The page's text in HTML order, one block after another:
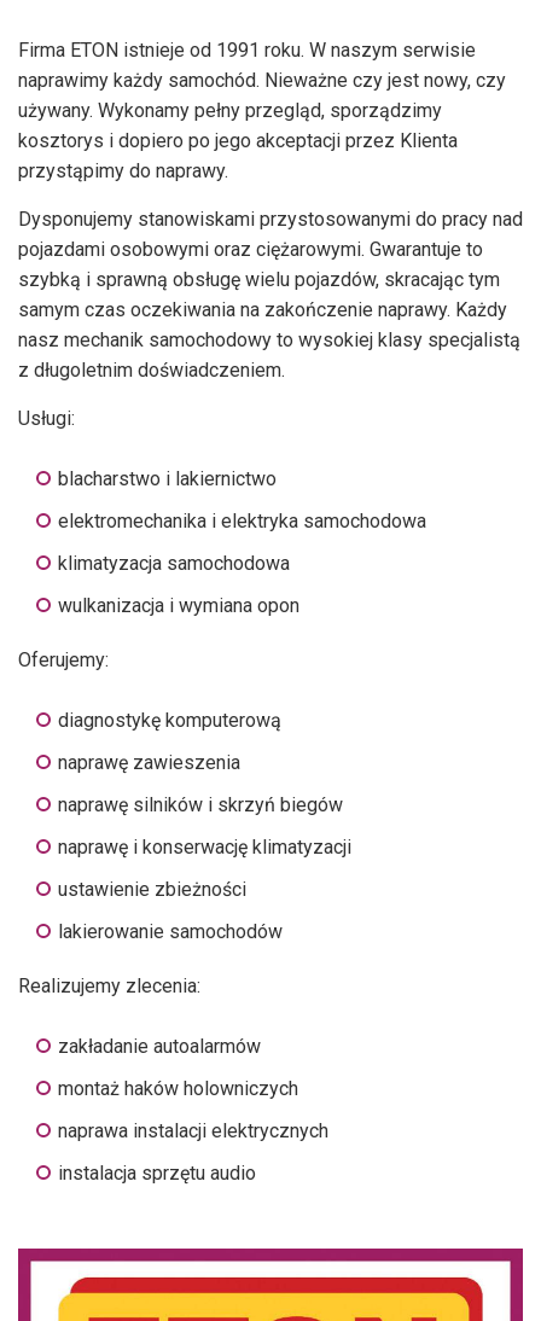
Firma ETON istnieje od 1991 roku. W naszym serwisie
naprawimy każdy samochód. Nieważne czy jest nowy, czy
używany. Wykonamy pełny przegląd, sporządzimy
kosztorys i dopiero po jego akceptacji przez Klienta
przystąpimy do naprawy.
Dysponujemy stanowiskami przystosowanymi do pracy nad
pojazdami osobowymi oraz ciężarowymi. Gwarantuje to
szybką i sprawną obsługę wielu pojazdów, skracając tym
samym czas oczekiwania na zakończenie naprawy. Każdy
nasz mechanik samochodowy to wysokiej klasy specjalistą
z długoletnim doświadczeniem.
Usługi:
blacharstwo i lakiernictwo
elektromechanika i elektryka samochodowa
klimatyzacja samochodowa
wulkanizacja i wymiana opon
Oferujemy:
diagnostykę komputerową
naprawę zawieszenia
naprawę silników i skrzyń biegów
naprawę i konserwację klimatyzacji
ustawienie zbieżności
lakierowanie samochodów
Realizujemy zlecenia:
zakładanie autoalarmów
montaż haków holowniczych
naprawa instalacji elektrycznych
instalacja sprzętu audio